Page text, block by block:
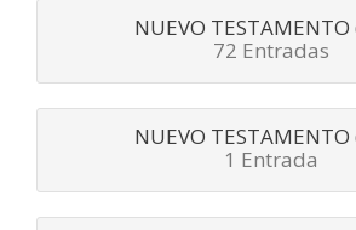
NUEVO TESTAMENTO
72 Entradas
NUEVO TESTAMENTO
1 Entrada